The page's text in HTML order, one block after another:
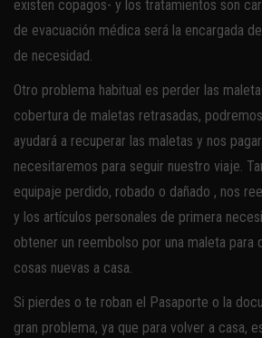
existen copagos- y los tratamientos son
de evacuación médica será la encargada
de necesidad.
Otro problema habitual es perder las
cobertura de maletas retrasadas,
ayudará a recuperar las maletas y nos
necesitaremos para seguir nuestro viaje.
equipaje perdido, robado o dañado , nos
y los artículos personales de primera
obtener un reembolso por una maleta para
cosas nuevas a casa.
Si pierdes o te roban el Pasaporte o la
gran problema, ya que para volver a casa,